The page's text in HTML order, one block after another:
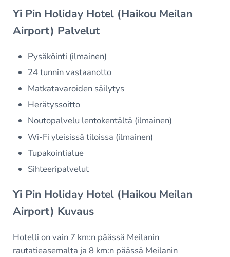
Yi Pin Holiday Hotel (Haikou Meilan
Airport) Palvelut
Pysäköinti (ilmainen)
24 tunnin vastaanotto
Matkatavaroiden säilytys
Herätyssoitto
Noutopalvelu lentokentältä (ilmainen)
Wi-Fi yleisissä tiloissa (ilmainen)
Tupakointialue
Sihteeripalvelut
Yi Pin Holiday Hotel (Haikou Meilan
Airport) Kuvaus
Hotelli on vain 7 km:n päässä Meilanin
rautatieasemalta ja 8 km:n päässä Meilanin